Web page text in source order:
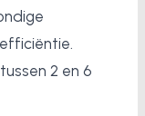
2 en 6